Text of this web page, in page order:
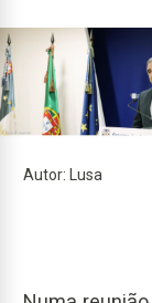
Autor: Lusa